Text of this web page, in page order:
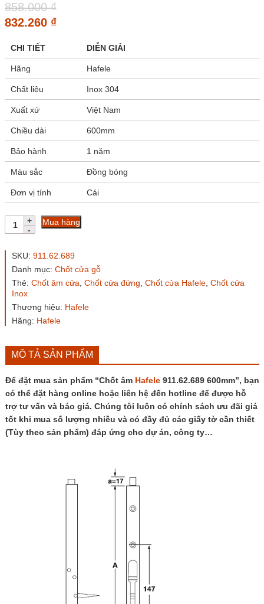
858.000₫
832.260 ₫
CHI TIẾT DIỄN GIẢI
Hãng Hafele
Chất liệu Inox 304
Xuất xứ Việt Nam
Chiều dài 600mm
Bảo hành 1 năm
Màu sắc Đồng bóng
Đơn vị tính Cái
Chốt
âm
911.62.689
số
lượng
Mua hàng
SKU: 911.62.689
Danh mục: Chốt cửa gỗ
Thẻ: Chốt âm cửa Chốt cửa đứng Chốt cửa Hafele, Chốt cửa
Inox
Thương hiệu: Hafele
Hãng: Hafele
MÔ TẢ SẢN PHẨM
Để đặt mua sản phẩm “Chốt âm Hafele911.62.689 600mm”, bạn
có thể đặt hàng online hoặc liên hệ đến hotline để được hỗ
trợ tư vấn và báo giá. Chúng tôi luôn có chính sách ưu đãi giá
tốt khi mua số lượng nhiều và có đầy đủ các giấy tờ cần thiết
(Tùy theo sản phẩm) đáp ứng cho dự án, công ty…